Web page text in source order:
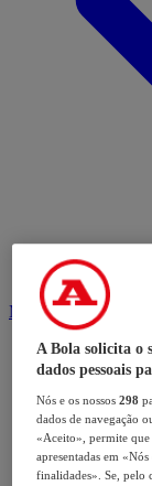
Modalidades
A Bola solicita o
dados pessoais
Nós e os nossos298
dados de navegação
«Aceito», permite que
apresentadas em
finalidades». Se, pelo